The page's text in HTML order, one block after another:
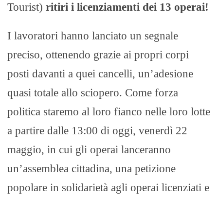
Tourist) ritiri i licenziamenti dei 13 operai!
I lavoratori hanno lanciato un segnale
preciso, ottenendo grazie ai propri corpi
posti davanti a quei cancelli, un’adesione
quasi totale allo sciopero. Come forza
politica staremo al loro fianco nelle loro lotte
a partire dalle 13:00 di oggi, venerdì 22
maggio, in cui gli operai lanceranno
un’assemblea cittadina, una petizione
popolare in solidarietà agli operai licenziati e